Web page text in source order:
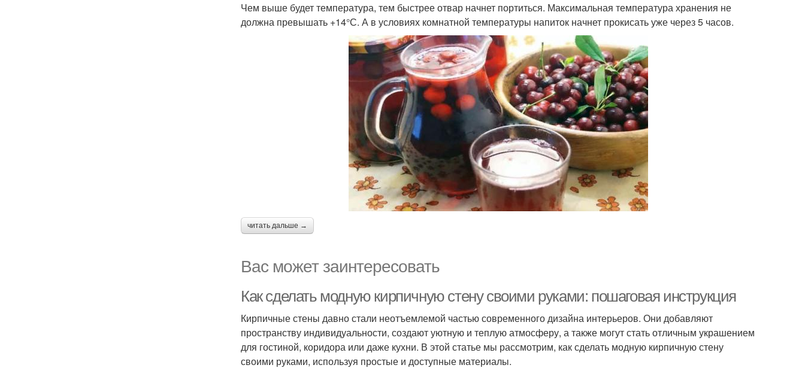
Чем выше будет температура, тем быстрее отвар начнет портиться. Максимальная температура хранения не
должна превышать +14°С. А в условиях комнатной температуры напиток начнет прокисать уже через 5 часов.
читать дальше →
Вас может заинтересовать
Как сделать модную кирпичную стену своими руками: пошаговая инструкция
Кирпичные стены давно стали неотъемлемой частью современного дизайна интерьеров. Они добавляют
пространству индивидуальности, создают уютную и теплую атмосферу, а также могут стать отличным украшением
для гостиной, коридора или даже кухни. В этой статье мы рассмотрим, как сделать модную кирпичную стену
своими руками, используя простые и доступные материалы.